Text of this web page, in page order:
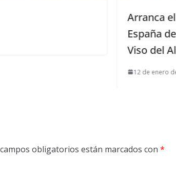
Arranca el 76º campeonato de
España de galgos en campo en el
obligatorios están marcados con *